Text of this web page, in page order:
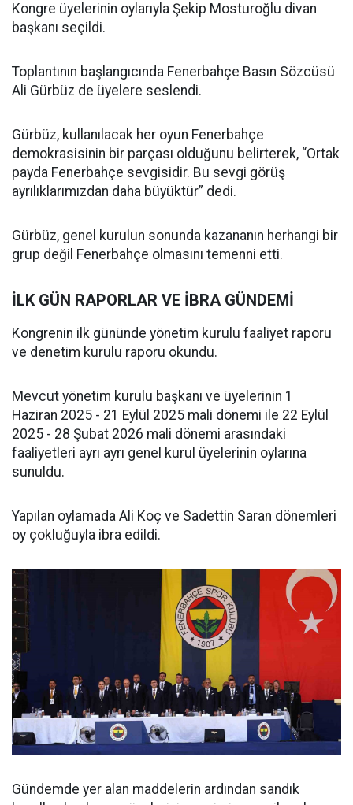
Kongre üyelerinin oylarıyla Şekip Mosturoğlu divan
başkanı seçildi.
Toplantının başlangıcında Fenerbahçe Basın Sözcüsü
Ali Gürbüz de üyelere seslendi.
Gürbüz, kullanılacak her oyun Fenerbahçe
demokrasisinin bir parçası olduğunu belirterek, “Ortak
payda Fenerbahçe sevgisidir. Bu sevgi görüş
ayrılıklarımızdan daha büyüktür” dedi.
Gürbüz, genel kurulun sonunda kazananın herhangi bir
grup değil Fenerbahçe olmasını temenni etti.
İLK GÜN RAPORLAR VE İBRA GÜNDEMİ
Kongrenin ilk gününde yönetim kurulu faaliyet raporu
ve denetim kurulu raporu okundu.
Mevcut yönetim kurulu başkanı ve üyelerinin 1
Haziran 2025 - 21 Eylül 2025 mali dönemi ile 22 Eylül
2025 - 28 Şubat 2026 mali dönemi arasındaki
faaliyetleri ayrı ayrı genel kurul üyelerinin oylarına
sunuldu.
Yapılan oylamada Ali Koç ve Sadettin Saran dönemleri
oy çokluğuyla ibra edildi.
Gündemde yer alan maddelerin ardından sandık